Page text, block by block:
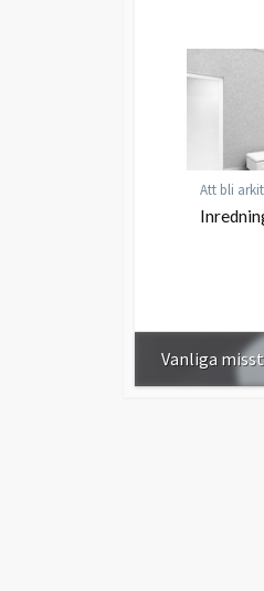
Att bli
Vanliga